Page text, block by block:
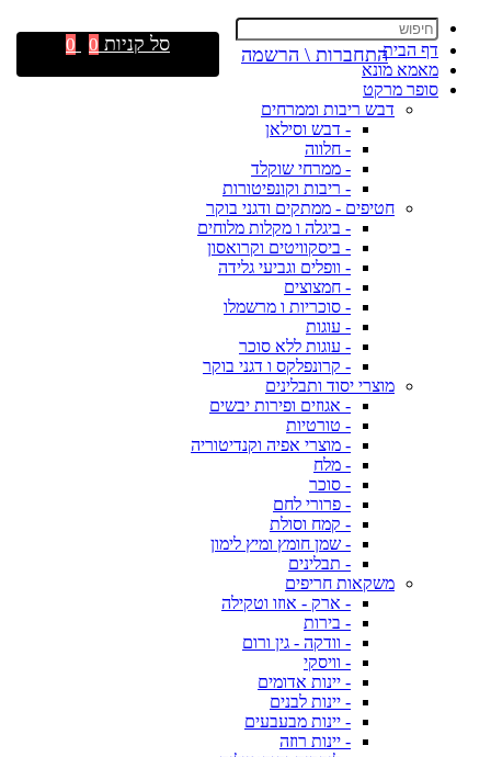
דף הבית
מאמא מונא
סופר מרקט
דבש ריבות וממרחים
- דבש וסילאן
- חלווה
- ממרחי שוקלד
- ריבות וקונפיטורות
חטיפים - ממתקים ודגני בוקר
- ביגלה ו מקלות מלוחים
- ביסקוויטים וקרואסון
- וופלים וגביעי גלידה
- חמצוצים
- סוכריות ו מרשמלו
- עוגות
- עוגות ללא סוכר
- קרונפלקס ו דגני בוקר
מוצרי יסוד ותבלינים
- אגוזים ופירות יבשים
- טורטיות
- מוצרי אפיה וקנדיטוריה
- מלח
- סוכר
- פרורי לחם
- קמח וסולת
- שמן חומץ ומיץ לימון
- תבלינים
משקאות חריפים
- ארק - אוזו וטקילה
- בירות
- וודקה - גין ורום
- וויסקי
- יינות אדומים
- יינות לבנים
- יינות מבעבעים
- יינות רוזה
התחברות \ הרשמה סל קניות 0
0